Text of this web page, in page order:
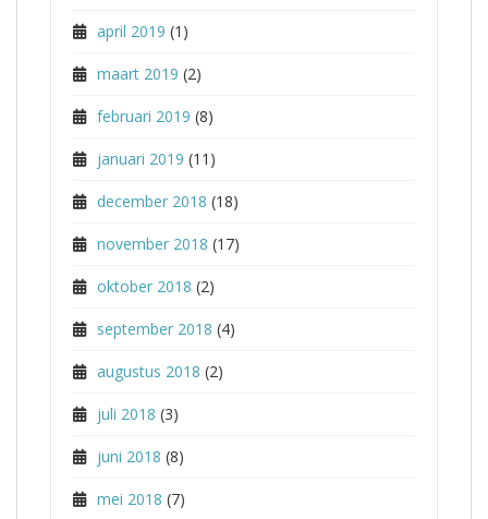
april 2019 (1)
maart 2019 (2)
februari 2019 (8)
januari 2019 (11)
december 2018 (18)
november 2018 (17)
oktober 2018 (2)
september 2018 (4)
augustus 2018 (2)
juli 2018 (3)
juni 2018 (8)
mei 2018 (7)